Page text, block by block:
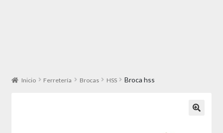
Inicio Ferretería Brocas HSS Broca hss